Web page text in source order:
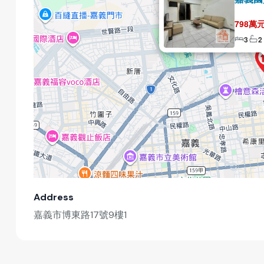
798萬
3 2
Address
嘉義市博東路17號9樓1